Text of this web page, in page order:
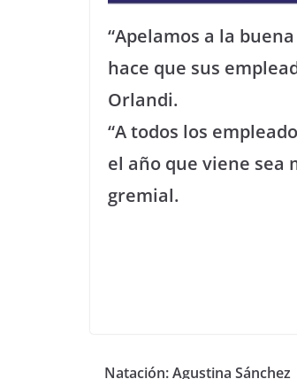
“Apelamos a la
hace que sus
Orlandi.
“A todos los
el año que viene sea
gremial.
Natación: Agustina Sánchez